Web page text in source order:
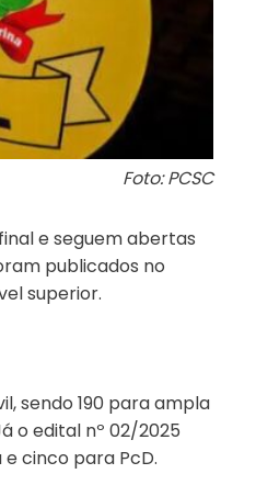
Foto: PCSC
e seguem abertas
publicados no
superior.
sendo 190 para ampla
o edital nº 02/2025
cinco para PcD.